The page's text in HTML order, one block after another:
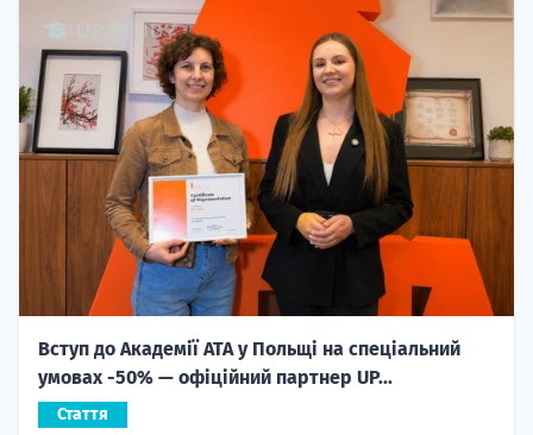
Вступ до Академії ATA у Польщі на спеціальний
умовах -50% — офіційний партнер UP...
Стаття